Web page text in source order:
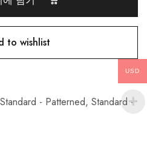
to wishlist
Standard - Patterned, Standard -
USD